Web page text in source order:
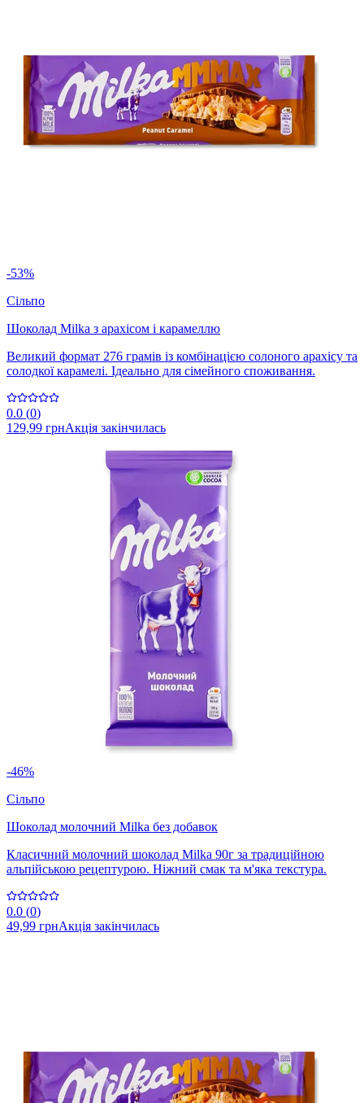
-53%
Сільпо
Шоколад Milka з арахісом і карамеллю
Великий формат 276 грамів із комбінацією солоного арахісу та
солодкої карамелі. Ідеально для сімейного споживання.
0.0 (0)
129,99 грнАкція закінчилась
-46%
Сільпо
Шоколад молочний Milka без добавок
Класичний молочний шоколад Milka 90г за традиційною
альпійською рецептурою. Ніжний смак та м'яка текстура.
0.0 (0)
49,99 грнАкція закінчилась